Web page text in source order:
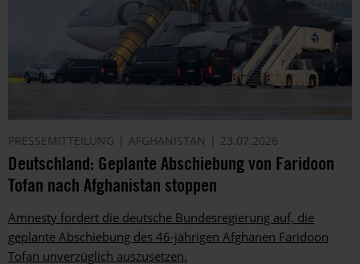
PRESSEMITTEILUNG AFGHANISTAN 23.07.2026
Deutschland: Geplante Abschiebung von Faridoon
Tofan nach Afghanistan stoppen
Amnesty fordert die deutsche Bundesregierung auf, die
geplante Abschiebung des 46-jährigen Afghanen Faridoon
Tofan unverzüglich auszusetzen.